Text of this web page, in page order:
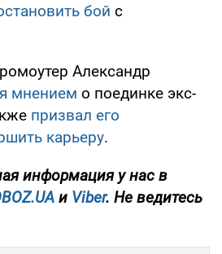
бой с
Александр
мнением о поединке экс-
призвал его
карьеру.
информация у нас в
и Viber. Не ведитесь